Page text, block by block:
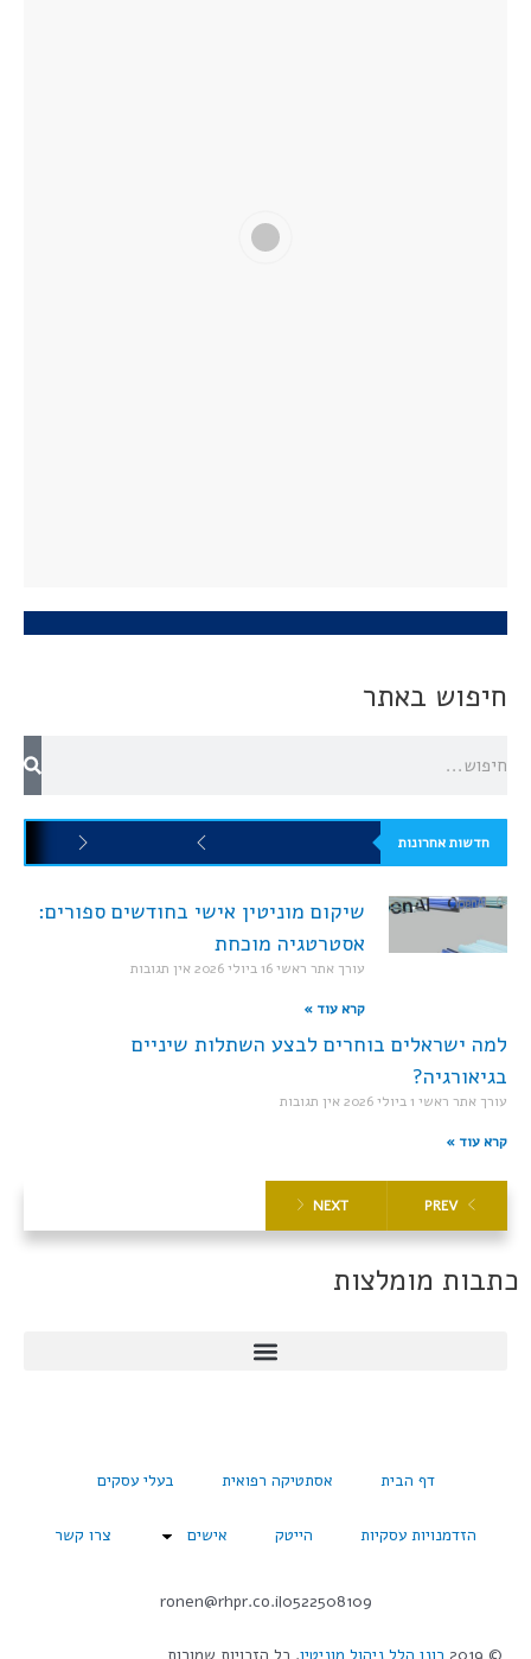
חיפוש באתר
חדשות אחרונות
שיקום מוניטין אישי בחודשים ספורים:
אסטרטגיה מוכחת
עורך אתר ראשי16 ביולי 2026 אין תגובות
קרא עוד »
למה ישראלים בוחרים לבצע השתלות שיניים
בגיאורגיה?
עורך אתר ראשי 1 ביולי 2026 אין תגובות
קרא עוד »
PREV
NEXT
כתבות מומלצות
דף הבית אסתטיקה רפואית בעלי עסקים
הזדמנויות עסקיות הייטק אישים צרו קשר
0522508109
ronen@rhpr.co.il